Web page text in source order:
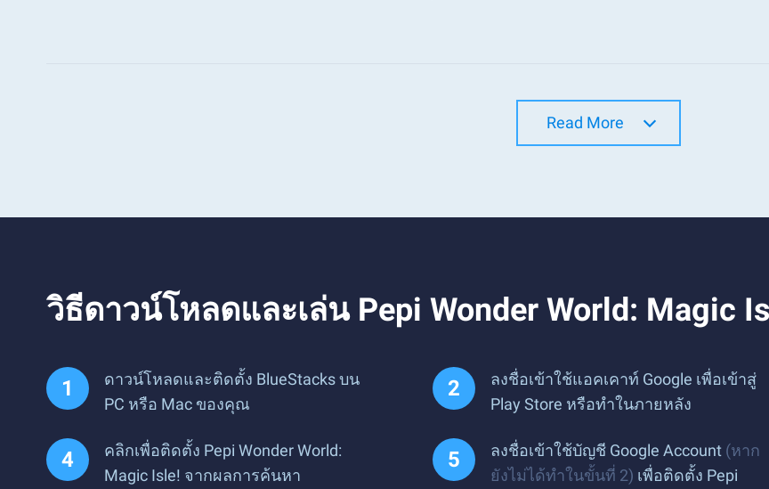
Read More
วิธีดาวน์โหลดและเล่น Pepi Wonder World: Magic
ดาวน์โหลดและติดตั้ง BlueStacks บน
PC หรือ Mac ของคุณ
ลงชื่อเข้าใช้แอคเคาท์ Google เพื่อเข้าสู่
Play Store หรือทำในภายหลัง
คลิกเพื่อติดตั้ง Pepi Wonder World:
Magic Isle! จากผลการค้นหา
ลงชื่อเข้าใช้บัญชี Google Account (หาก
ยังไม่ได้ทำในขั้นที่ 2) เพื่อติดตั้ง Pepi